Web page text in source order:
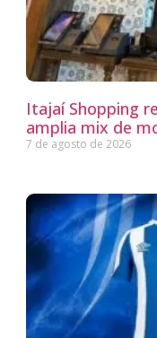
Itajaí Shopping
amplia mix de
7 de agosto de 2026